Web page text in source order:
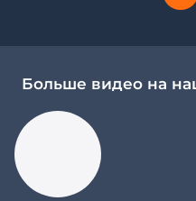
Больше видео на